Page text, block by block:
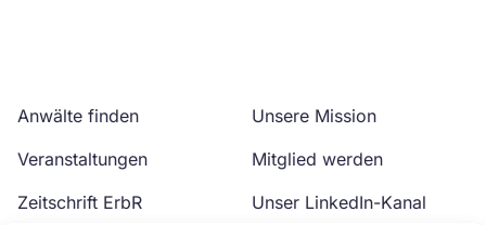
Anwälte finden
Veranstaltungen
Zeitschrift ErbR
Unsere Mission
Mitglied werden
Unser LinkedIn-Kanal